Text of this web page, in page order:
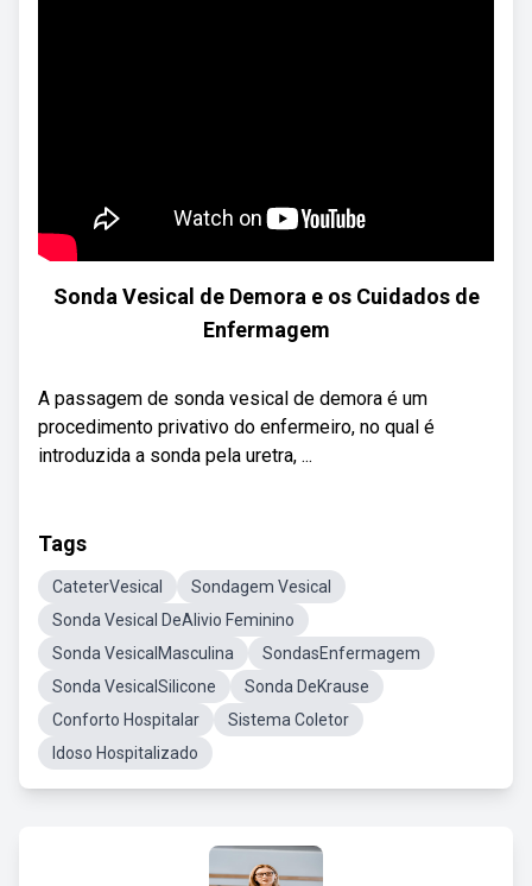
Sonda Vesical de Demora e os Cuidados de
Enfermagem
A passagem de sonda vesical de demora é um
procedimento privativo do enfermeiro, no qual é
introduzida a sonda pela uretra, ...
Tags
CateterVesical
Sondagem Vesical
Sonda Vesical DeAlivio Feminino
Sonda VesicalMasculina
SondasEnfermagem
Sonda VesicalSilicone
Sonda DeKrause
Conforto Hospitalar
Sistema Coletor
Idoso Hospitalizado